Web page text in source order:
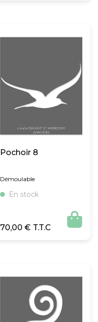
Pochoir 8
Démoulable
En stock
70,00€ 